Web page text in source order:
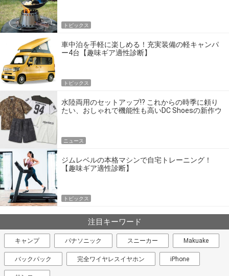
トピックス
車中泊を手軽に楽しめる！充実装備の軽キャンパ
ー4台【趣味ギア適性診断】
トピックス
水陸両用のセットアップ!? これからの時季に頼り
たい、おしゃれで機能性も高いDC Shoesの新作ウ
ニュース
ジムレベルの本格マシンで自宅トレーニング！
【趣味ギア適性診断】
トピックス
注目キーワード
キャンプ パナソニック スニーカー Makuake
バックパック 完全ワイヤレスイヤホン iPhone